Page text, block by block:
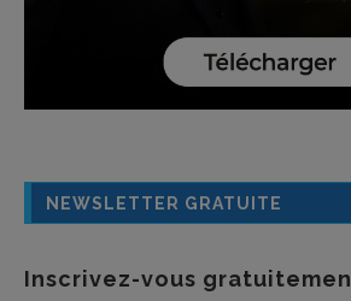
NEWSLETTER GRATUITE
Inscrivez-vous